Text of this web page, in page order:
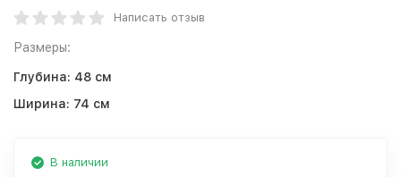
Написать отзыв
Размеры:
Глубина: 48 см
Ширина: 74 см
В наличии